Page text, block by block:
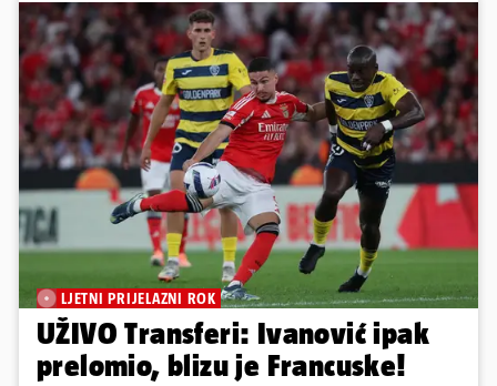
LJETNI PRIJELAZNI ROK
UŽIVO Transferi: Ivanović ipak
prelomio, blizu je Francuske!